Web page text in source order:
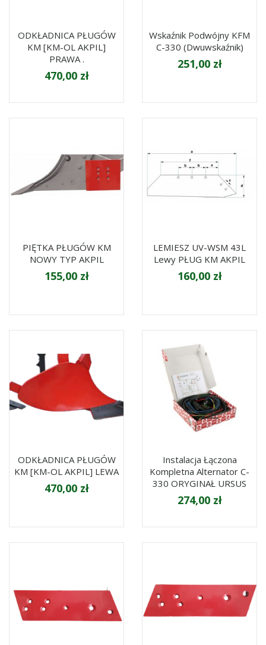
ODKŁADNICA PŁUGÓW
KM [KM-OL AKPIL]
PRAWA .
470,00 zł
Wskaźnik Podwójny KFM
C-330 (dwuwskaźnik)
251,00 zł
PIĘTKA PŁUGÓW KM
NOWY TYP AKPIL
155,00 zł
LEMIESZ UV-WSM 43L
Lewy PŁUG KM AKPIL
160,00 zł
ODKŁADNICA PŁUGÓW
KM [KM-OL AKPIL] LEWA
470,00 zł
Instalacja Łączona
Kompletna Alternator C-
330 ORYGINAŁ URSUS
274,00 zł